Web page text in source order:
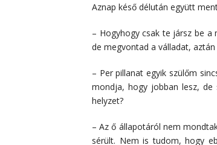
Aznap késő délután együtt
– Hogyhogy csak te jársz be a
de megvontad a válladat,
– Per pillanat egyik szülőm
mondja, hogy jobban lesz,
helyzet?
– Az ő állapotáról nem
sérült. Nem is tudom, hogy